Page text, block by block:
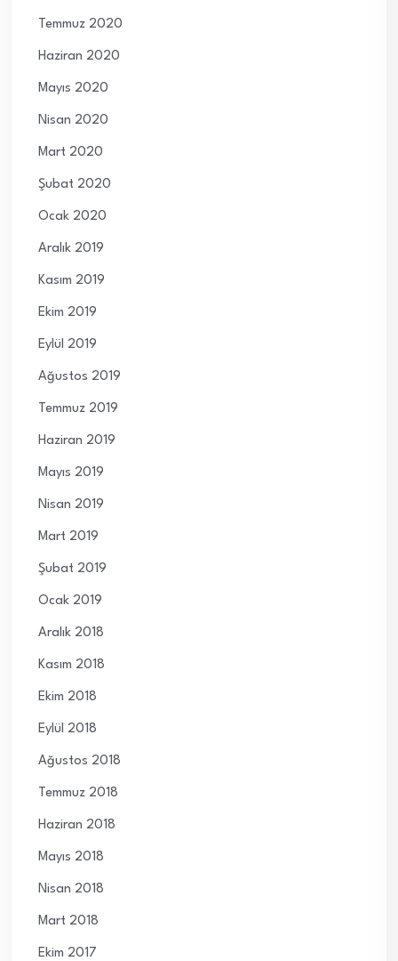
Temmuz 2020
Haziran 2020
Mayıs 2020
Nisan 2020
Mart 2020
Şubat 2020
Ocak 2020
Aralık 2019
Kasım 2019
Ekim 2019
Eylül 2019
Ağustos 2019
Temmuz 2019
Haziran 2019
Mayıs 2019
Nisan 2019
Mart 2019
Şubat 2019
Ocak 2019
Aralık 2018
Kasım 2018
Ekim 2018
Eylül 2018
Ağustos 2018
Temmuz 2018
Haziran 2018
Mayıs 2018
Nisan 2018
Mart 2018
Ekim 2017